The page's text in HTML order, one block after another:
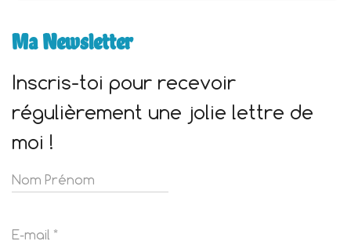
Ma Newsletter
Inscris-toi pour recevoir
régulièrement une jolie lettre de
moi !